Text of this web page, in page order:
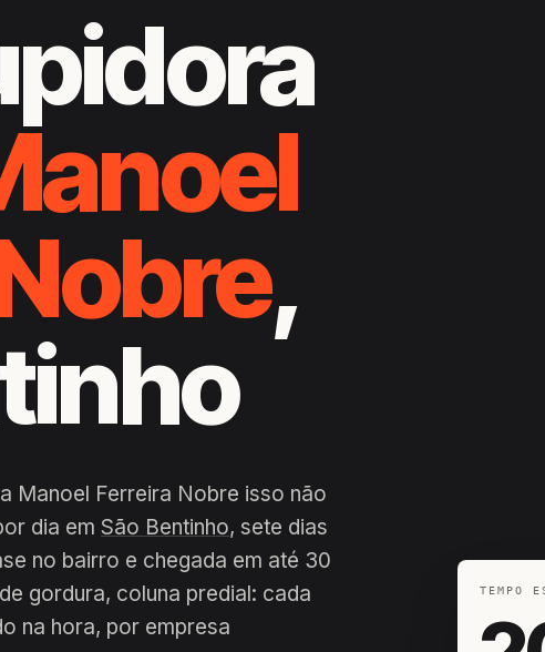
,
Manoel Ferreira Nobre isso não
dia em São Bentinho, sete dias
no bairro e chegada em até 30
gordura, coluna predial: cada
na hora, por empresa
TEMPO